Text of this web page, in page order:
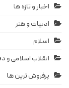
اخبار و تازه ها
ادبیات و هنر
اسلام
انقلاب اسلامی و
پرفروش ترین ها